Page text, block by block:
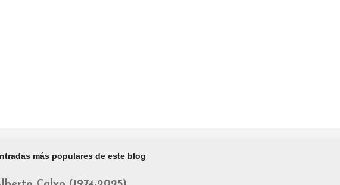
más populares de este blog